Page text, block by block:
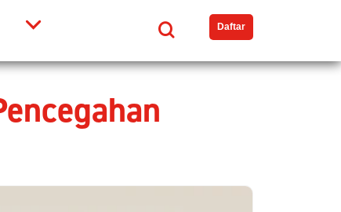
Search Daftar